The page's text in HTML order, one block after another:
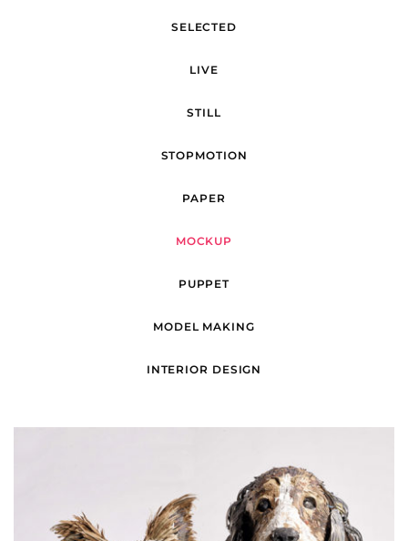
SELECTED
LIVE
STILL
STOPMOTION
PAPER
MOCKUP
PUPPET
MODEL MAKING
INTERIOR DESIGN